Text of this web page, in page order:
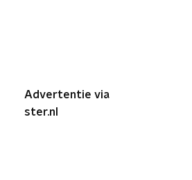
Advertentie via
ster.nl